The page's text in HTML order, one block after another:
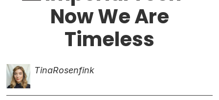
Now We Are
Timeless
TinaRosenfink